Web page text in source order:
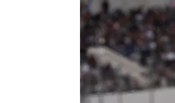
WRC